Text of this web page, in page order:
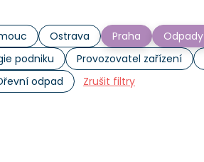
Ostrava Praha Odpady
podniku Provozovatel zařízení
odpad Zrušit filtry